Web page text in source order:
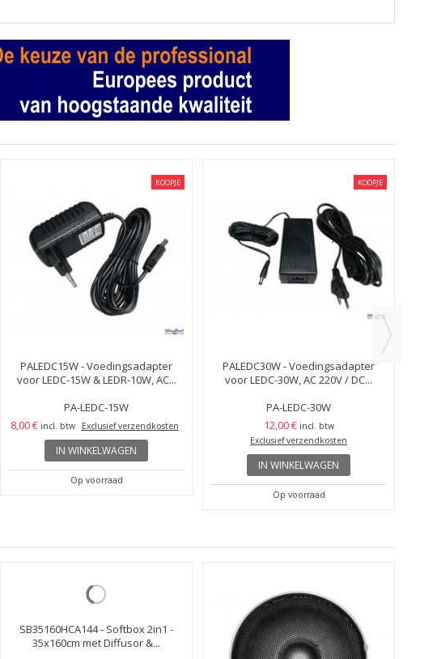
KOOPJE
PALEDC15W - Voedingsadapter
voor LEDC-15W & LEDR-10W, AC...
PA-LEDC-15W
8,00 € incl. btw Exclusief verzendkosten
IN WINKELWAGEN
Op voorraad
KOOPJE
PALEDC30W - Voedingsadapter
voor LEDC-30W, AC 220V / DC...
PA-LEDC-30W
12,00 € incl. btw
Exclusief verzendkosten
IN WINKELWAGEN
Op voorraad